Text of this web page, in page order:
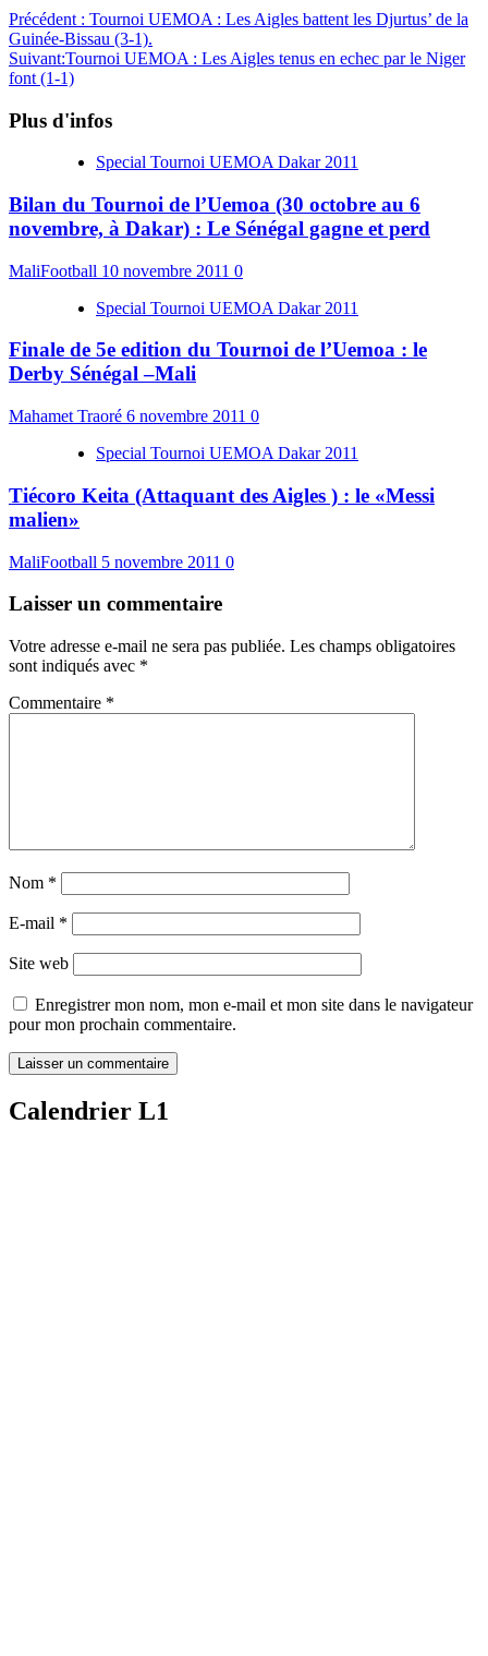
Précédent : Tournoi UEMOA : Les Aigles battent les Djurtus’ de la
Guinée-Bissau (3-1).
Suivant:Tournoi UEMOA : Les Aigles tenus en echec par le Niger
font (1-1)
Plus d'infos
Special Tournoi UEMOA Dakar 2011
Bilan du Tournoi de l’Uemoa (30 octobre au 6
novembre, à Dakar) : Le Sénégal gagne et perd
MaliFootball 10 novembre 2011 0
Special Tournoi UEMOA Dakar 2011
Finale de 5e edition du Tournoi de l’Uemoa : le
Derby Sénégal –Mali
Mahamet Traoré 6 novembre 2011 0
Special Tournoi UEMOA Dakar 2011
Tiécoro Keita (Attaquant des Aigles ) : le «Messi
malien»
MaliFootball 5 novembre 2011 0
Laisser un commentaire
Votre adresse e-mail ne sera pas publiée. Les champs obligatoires
sont indiqués avec *
Commentaire *
Nom *
E-mail *
Site web
Enregistrer mon nom, mon e-mail et mon site dans le navigateur
pour mon prochain commentaire.
Calendrier L1